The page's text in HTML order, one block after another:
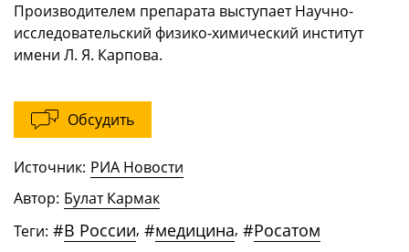
Производителем препарата выступает Научно-
исследовательский физико-химический институт
имени Л. Я. Карпова.
Обсудить
Источник: РИА Новости
Автор: Булат Кармак
Теги: #В России, #медицина, #Росатом